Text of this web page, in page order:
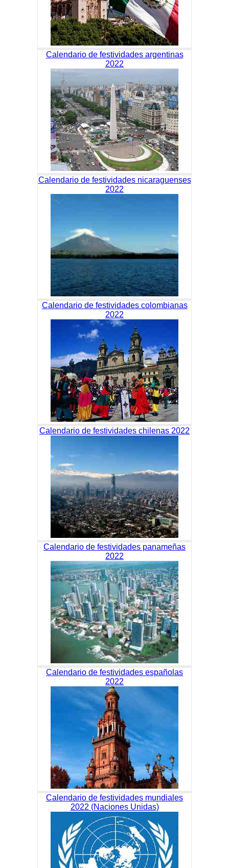
Calendario de festividades argentinas
2022
Calendario de festividades nicaraguenses
2022
Calendario de festividades colombianas
2022
Calendario de festividades chilenas 2022
Calendario de festividades panameñas
2022
Calendario de festividades españolas
2022
Calendario de festividades mundiales
2022 (Naciones Unidas)